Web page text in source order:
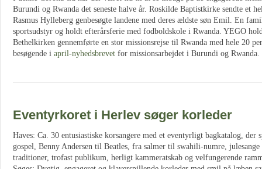
Burundi og Rwanda det seneste halve år. Roskilde Baptistkirke sendte et
Rasmus Hylleberg genbesøgte landene med deres ældste søn Emil. En
sportsudstyr og holdt efterårsferie med fodboldskole i Rwanda. YEGO
Bethelkirken gennemførte en stor missionsrejse til Rwanda med hele 20
besøgende i april-nyhedsbrevet for missionsarbejdet i Burundi og Rwanda.
Eventyrkoret i Herlev søger korleder
Haves: Ca. 30 entusiastiske korsangere med et eventyrligt bagkatalog,
gospel, Benny Andersen til Beatles, fra salmer til swahili-numre,
traditioner, trofast publikum, herligt kammeratskab og velfungerende